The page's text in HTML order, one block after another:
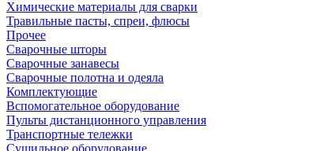
Химические материалы для сварки
Травильные пасты, спреи, флюсы
Прочее
Сварочные шторы
Сварочные занавесы
Сварочные полотна и одеяла
Комплектующие
Вспомогательное оборудование
Пульты дистанционного управления
Транспортные тележки
Сушильное оборудование